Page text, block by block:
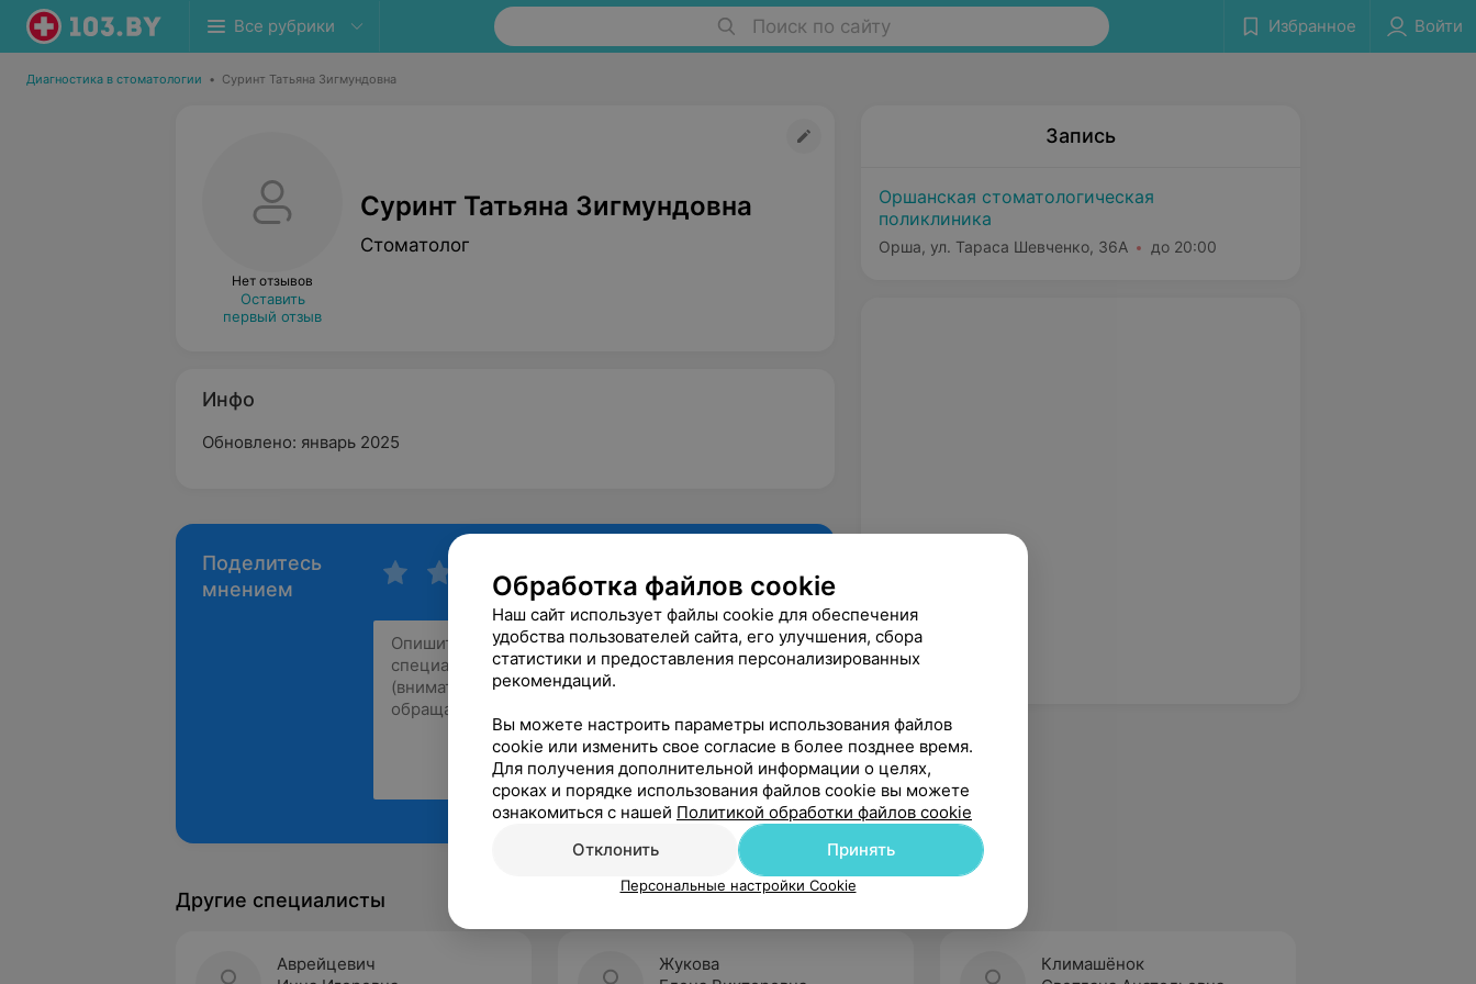
Все рубрики Поиск по сайту Избранное Войти
Диагностика в стоматологии • Суринт Татьяна Зигмундовна
Нет отзывов
Оставить
первый отзыв
Суринт Татьяна Зигмундовна
Стоматолог
Инфо
Обновлено: январь 2025
Поделитесь
мнением
Рекомендую
Запись
Оршанская стоматологическая
поликлиника
Орша, ул. Тараса Шевченко, 36А до 20:00
Другие специалисты
Аврейцевич
Жукова
Климашёнок
Обработка файлов cookie
Наш сайт использует файлы cookie для обеспечения
удобства пользователей сайта, его улучшения, сбора
статистики и предоставления персонализированных
рекомендаций.
Вы можете настроить параметры использования файлов
cookie или изменить свое согласие в более позднее время.
Для получения дополнительной информации о целях,
сроках и порядке использования файлов cookie вы можете
ознакомиться с нашей Политикой обработки файлов cookie
Отклонить
Принять
Персональные настройки Cookie